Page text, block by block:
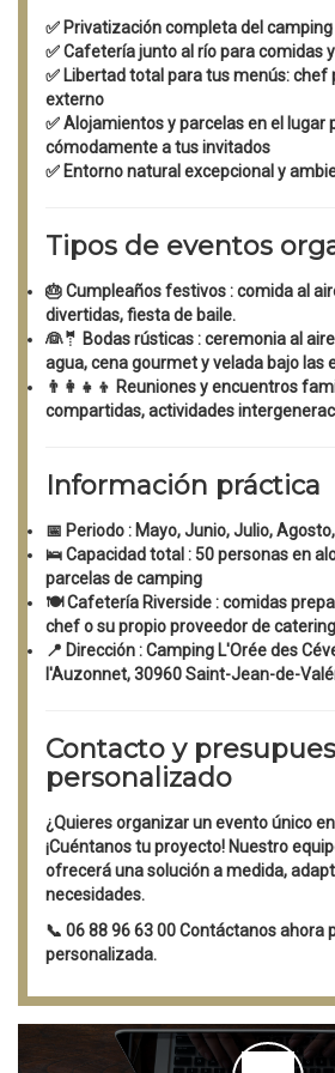
✅ Privatización completadel camping
✅Cafetería junto al ríopara comidas
✅ Libertad total para tus menús: chef
externo
✅ Alojamientos y parcelas en el lugar
cómodamente a tus invitados
✅ Entorno natural excepcional y
Tipos de eventos
🎂Cumpleaños festivos : comida al
divertidas, fiesta de baile.
👰🤵 Bodas rústicas : ceremonia al
agua, cena gourmet y velada bajo las
👨‍👩‍👧‍👦 Reuniones y encuentros
compartidas, actividades
Información práctica
📅 Periodo : Mayo, Junio, Julio,
🛌Capacidad total : 50 personas en
parcelas de camping
🍽️Cafetería Riverside : comidas
chef o su propio proveedor de catering
📍 Dirección : Camping L'Orée des
l'Auzonnet, 30960 Saint-Jean-de-
Contacto y
personalizado
¿Quieres organizar unevento único
¡Cuéntanos tu proyecto! Nuestro
ofrecerá unasolución a medida,
necesidades.
📞 06 88 96 63 00Contáctanos ahora
personalizada.